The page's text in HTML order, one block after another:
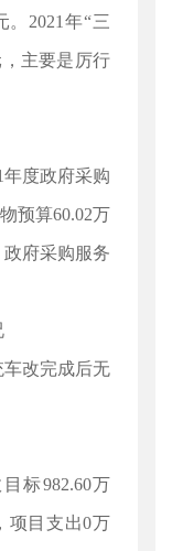
2021年“三
主要是厉行
度政府采购
预算60.02万
府采购服务
车改完成后无
标982.60万
项目支出0万